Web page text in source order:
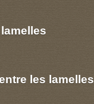
les lamelles